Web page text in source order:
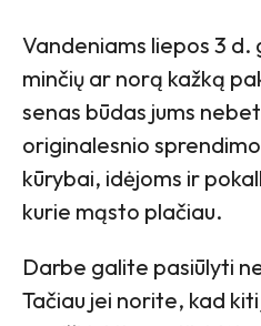
Vandeniams liepos 3
minčių ar norą kažką
senas būdas jums
originalesnio
kūrybai, idėjoms ir
kurie mąsto plačiau.
Darbe galite pasiūlyti
Tačiau jei norite, kad